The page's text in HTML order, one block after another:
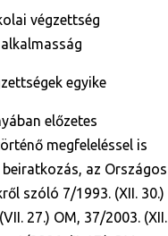
végzettség
egyike
előzetes
megfeleléssel is
az Országos
szóló 7/1993. (XII. 30.)
27.) OM, 37/2003. (XII.